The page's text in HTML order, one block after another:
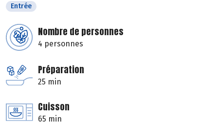
Entrée
Nombre de personnes
4 personnes
Préparation
25 min
Cuisson
65 min